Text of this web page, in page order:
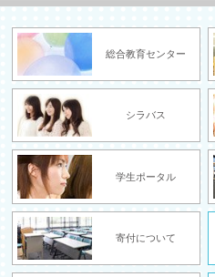
総合教育センター
シラバス
学生ポータル
寄付について